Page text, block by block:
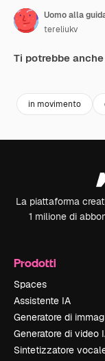
tereliukv
Ti potrebbe
in movimento
La piattaforma
1 milione di
Prodotti
Spaces
Assistente IA
Generatore di
Generatore di video
Sintetizzatore